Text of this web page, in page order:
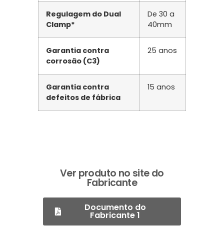
Regulagem do Dual
Clamp*
De 30 a
40mm
Garantia contra
corrosão (C3)
25 anos
Garantia contra
defeitos de fábrica
15 anos
Ver produto no site do
Fabricante
Documento do
Fabricante 1